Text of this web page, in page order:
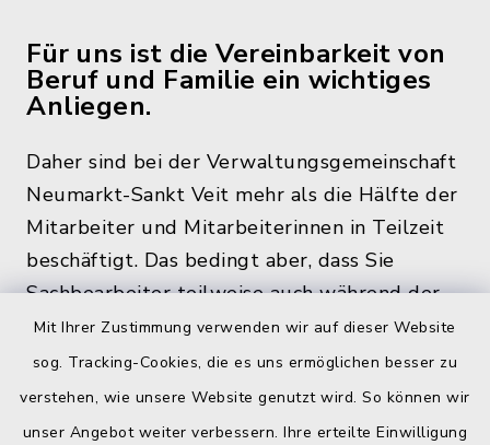
Mit Ihrer Zustimmung verwenden wir auf dieser Website
sog. Tracking-Cookies, die es uns ermöglichen besser zu
verstehen, wie unsere Website genutzt wird. So können wir
unser Angebot weiter verbessern. Ihre erteilte Einwilligung
Für uns ist die Vereinbarkeit von
Beruf und Familie ein wichtiges
Anliegen.
Daher sind bei der Verwaltungsgemeinschaft
Neumarkt-Sankt Veit mehr als die Hälfte der
Mitarbeiter und Mitarbeiterinnen in Teilzeit
beschäftigt. Das bedingt aber, dass Sie
Sachbearbeiter teilweise auch während der
üblichen Bürozeiten und zu den
Öffnungszeiten, nicht im Rathaus antreffen.